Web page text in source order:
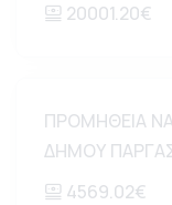
20001.20€
ΠΡΟΜΗΘΕΙΑ
ΔΗΜΟΥ
4569.02€